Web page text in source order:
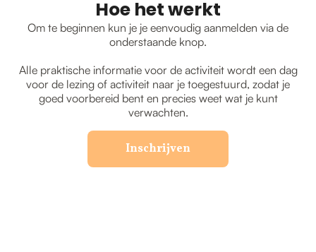
Hoe het werkt
Om te beginnen kun je je eenvoudig aanmelden via de
onderstaande knop.
Alle praktische informatie voor de activiteit wordt een dag
voor de lezing of activiteit naar je toegestuurd, zodat je
goed voorbereid bent en precies weet wat je kunt
verwachten.
Inschrijven